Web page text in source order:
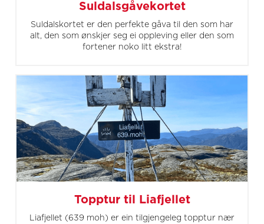
Suldalsgåvekortet
Suldalskortet er den perfekte gåva til den som har
alt, den som ønskjer seg ei oppleving eller den som
fortener noko litt ekstra!
Topptur til Liafjellet
Liafjellet (639 moh) er ein tilgjengeleg topptur nær